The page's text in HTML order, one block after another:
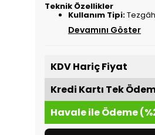
Teknik Özellikler
Kullanım Tipi:Tezgâh
Devamını Göster
KDV Hariç Fiyat
Kredi Kartı Tek
Havale ile Ödeme